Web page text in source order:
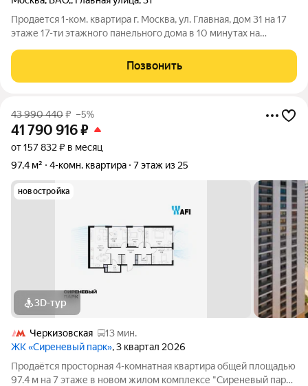
Продается 1-ком. квартира г. Москва, ул. Главная, дом 31 на 17
этаже 17-ти этажного панельного дома в 10 минутах на
-совмещенный. В
Позвонить
43 990 440₽ –5%
41 790 916₽
от 157 832 ₽ в месяц
97,4 м²
4-комн. квартира 7 этаж из 25
новостройка
3D-тур
Черкизовская
13 мин.
ЖК «Сиреневый парк», 3 квартал 2026
Продаётся просторная 4-комнатная квартира общей площадью
97.4 м на 7 этаже в новом жилом комплексе "Сиреневый парк",